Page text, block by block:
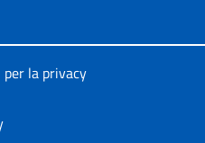
la privacy